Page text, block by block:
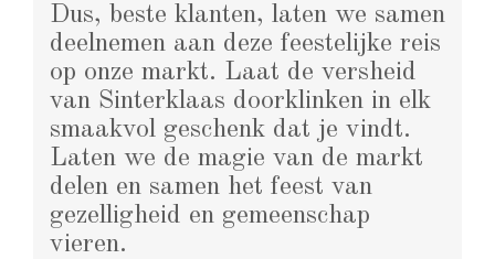
Dus, beste klanten, laten we samen
deelnemen aan deze feestelijke reis
op onze markt. Laat de versheid
van Sinterklaas doorklinken in elk
smaakvol geschenk dat je vindt.
Laten we de magie van de markt
delen en samen het feest van
gezelligheid en gemeenschap
vieren.